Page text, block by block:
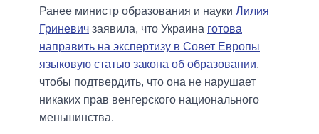
Ранее министр образования и науки Лилия
Гриневич заявила, что Украина готова
направить на экспертизу в Совет Европы
языковую статью закона об образовании,
чтобы подтвердить, что она не нарушает
никаких прав венгерского национального
меньшинства.